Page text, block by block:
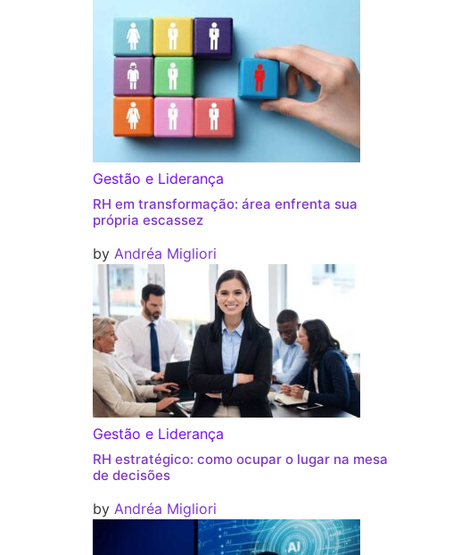
Gestão e Liderança
RH em transformação: área enfrenta sua
própria escassez
by Andréa Migliori
Gestão e Liderança
RH estratégico: como ocupar o lugar na mesa
de decisões
by Andréa Migliori